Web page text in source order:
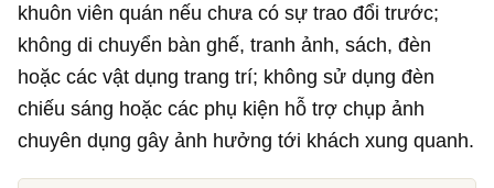
khuôn viên quán nếu chưa có sự trao đổi trước;
không di chuyển bàn ghế, tranh ảnh, sách, đèn
hoặc các vật dụng trang trí; không sử dụng đèn
chiếu sáng hoặc các phụ kiện hỗ trợ chụp ảnh
chuyên dụng gây ảnh hưởng tới khách xung quanh.